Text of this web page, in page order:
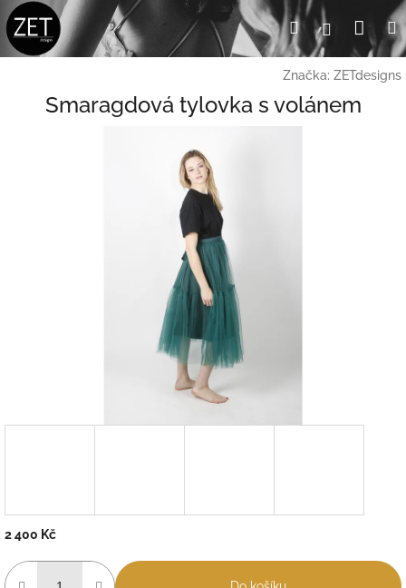
Přejít
na
obsah
HledatPřihlášení
Značka: ZETdesigns
Smaragdová tylovka s volánem
2 400 Kč
cena: